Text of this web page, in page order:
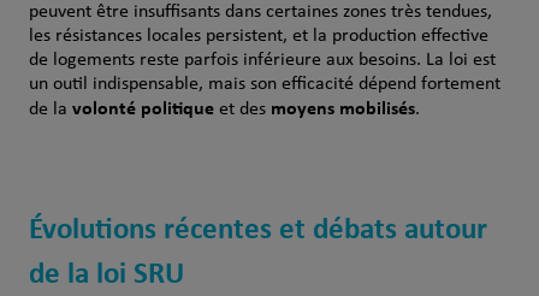
peuvent être insuffisants dans certaines zones très tendues,
les résistances locales persistent, et la production effective
de logements reste parfois inférieure aux besoins. La loi est
un outil indispensable, mais son efficacité dépend fortement
de la volonté politique et des moyens mobilisés.
Évolutions récentes et débats autour
de la loi SRU